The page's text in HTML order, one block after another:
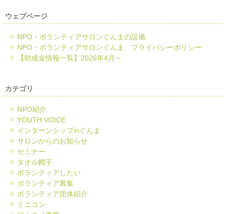
ウェブページ
NPO・ボランティアサロンぐんまの設備
NPO・ボランティアサロンぐんま プライバシーポリシー
【助成金情報一覧】2026年4月～
カテゴリ
NPO紹介
YOUTH VOICE
インターンシップinぐんま
サロンからのお知らせ
セミナー
タオル帽子
ボランティアしたい
ボランティア募集
ボランティア団体紹介
ミニコン